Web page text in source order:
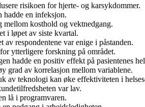
risikoen for hjerte- og karsykdommer.
hadde en infeksjon.
mellom kosthold og vektnedgang.
i løpet av siste kvartal.
av respondentene var enige i påstanden.
ytterligere forskning på området.
hadde en positiv effekt på pasientenes
grad av korrelasjon mellom variablene.
av teknologi kan øke effektiviteten i
var lav.
lå i programvaren.